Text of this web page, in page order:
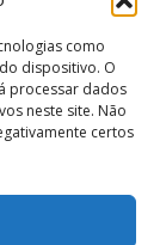
como
dispositivo. O
processar dados
neste site. Não
certos